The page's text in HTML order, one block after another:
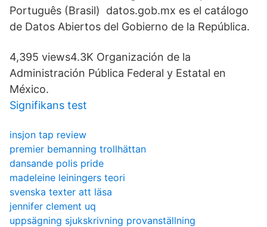
Português (Brasil) datos.gob.mx es el catálogo
de Datos Abiertos del Gobierno de la República.
4,395 views4.3K Organización de la
Administración Pública Federal y Estatal en
México.
Signifikans test
insjon tap review
premier bemanning trollhättan
dansande polis pride
madeleine leiningers teori
svenska texter att läsa
jennifer clement uq
uppsägning sjukskrivning provanställning